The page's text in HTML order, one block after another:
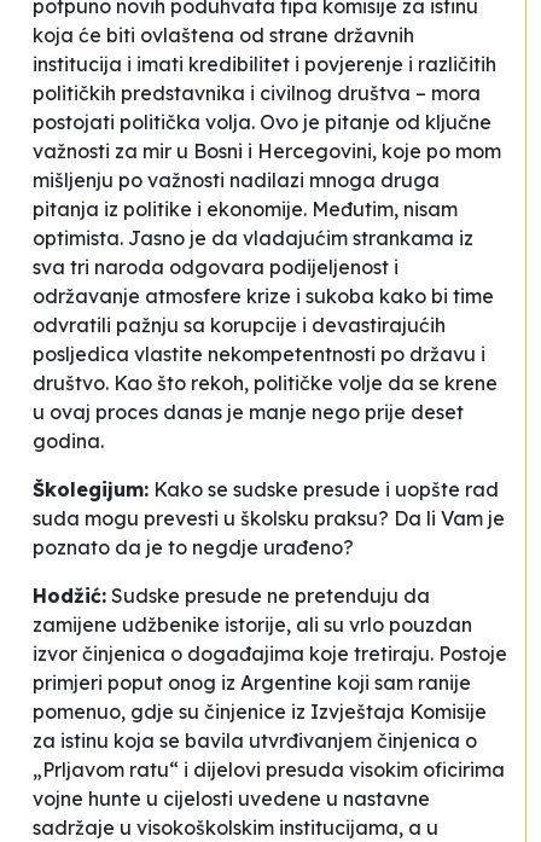
potpuno novih poduhvata tipa komisije za istinu
koja će biti ovlaštena od strane državnih
institucija i imati kredibilitet i povjerenje i različitih
političkih predstavnika i civilnog društva – mora
postojati politička volja. Ovo je pitanje od ključne
važnosti za mir u Bosni i Hercegovini, koje po mom
mišljenju po važnosti nadilazi mnoga druga
pitanja iz politike i ekonomije. Međutim, nisam
optimista. Jasno je da vladajućim strankama iz
sva tri naroda odgovara podijeljenost i
održavanje atmosfere krize i sukoba kako bi time
odvratili pažnju sa korupcije i devastirajućih
posljedica vlastite nekompetentnosti po državu i
društvo. Kao što rekoh, političke volje da se krene
u ovaj proces danas je manje nego prije deset
godina.
Školegijum: Kako se sudske presude i uopšte rad
suda mogu prevesti u školsku praksu? Da li Vam je
poznato da je to negdje urađeno?
Hodžić: Sudske presude ne pretenduju da
zamijene udžbenike istorije, ali su vrlo pouzdan
izvor činjenica o događajima koje tretiraju. Postoje
primjeri poput onog iz Argentine koji sam ranije
pomenuo, gdje su činjenice iz Izvještaja Komisije
za istinu koja se bavila utvrđivanjem činjenica o
„Prljavom ratu“ i dijelovi presuda visokim oficirima
vojne hunte u cijelosti uvedene u nastavne
sadržaje u visokoškolskim institucijama, a u